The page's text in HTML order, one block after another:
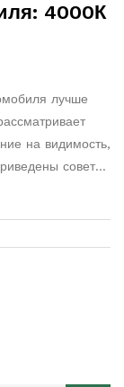
4000К
лучше
на видимость,
советы